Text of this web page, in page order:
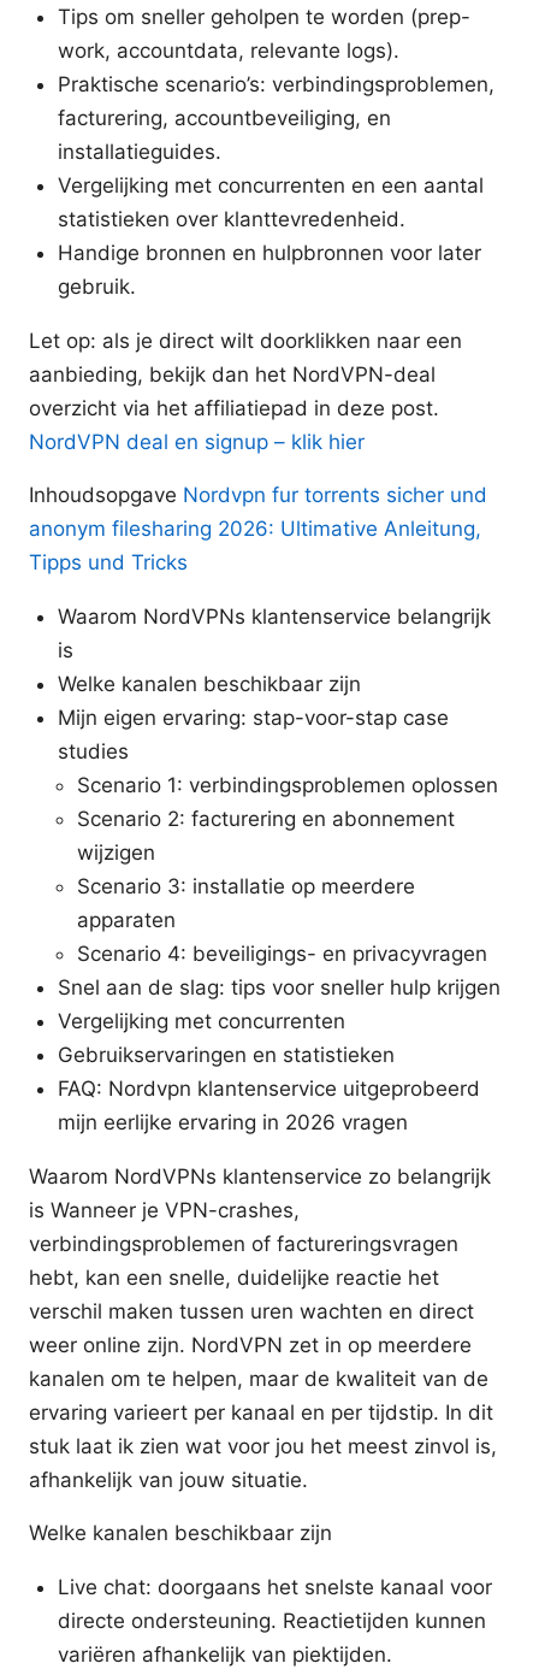
Tips om sneller geholpen te worden (prep-
work, accountdata, relevante logs).
Praktische scenario’s: verbindingsproblemen,
facturering, accountbeveiliging, en
installatieguides.
Vergelijking met concurrenten en een aantal
statistieken over klanttevredenheid.
Handige bronnen en hulpbronnen voor later
gebruik.
Let op: als je direct wilt doorklikken naar een
aanbieding, bekijk dan het NordVPN-deal
overzicht via het affiliatiepad in deze post.
NordVPN deal en signup – klik hier
Inhoudsopgave Nordvpn fur torrents sicher und
anonym filesharing 2026: Ultimative Anleitung,
Tipps und Tricks
Waarom NordVPNs klantenservice belangrijk
is
Welke kanalen beschikbaar zijn
Mijn eigen ervaring: stap-voor-stap case
studies
Scenario 1: verbindingsproblemen oplossen
Scenario 2: facturering en abonnement
wijzigen
Scenario 3: installatie op meerdere
apparaten
Scenario 4: beveiligings- en privacyvragen
Snel aan de slag: tips voor sneller hulp krijgen
Vergelijking met concurrenten
Gebruikservaringen en statistieken
FAQ: Nordvpn klantenservice uitgeprobeerd
mijn eerlijke ervaring in 2026 vragen
Waarom NordVPNs klantenservice zo belangrijk
is Wanneer je VPN-crashes,
verbindingsproblemen of factureringsvragen
hebt, kan een snelle, duidelijke reactie het
verschil maken tussen uren wachten en direct
weer online zijn. NordVPN zet in op meerdere
kanalen om te helpen, maar de kwaliteit van de
ervaring varieert per kanaal en per tijdstip. In dit
stuk laat ik zien wat voor jou het meest zinvol is,
afhankelijk van jouw situatie.
Welke kanalen beschikbaar zijn
Live chat: doorgaans het snelste kanaal voor
directe ondersteuning. Reactietijden kunnen
variëren afhankelijk van piektijden.